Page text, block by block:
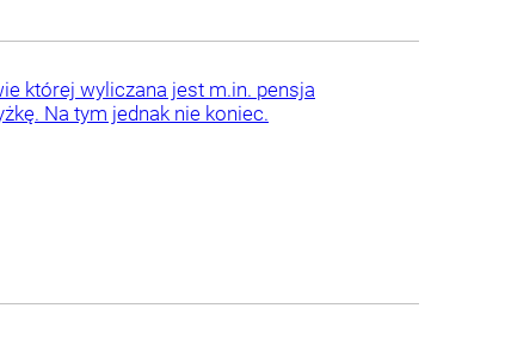
której wyliczana jest m.in. pensja
Na tym jednak nie koniec.